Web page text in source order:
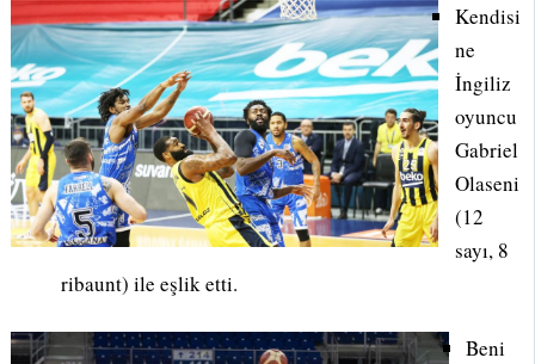
Kendisi
ne
İngiliz
oyuncu
Gabriel
Olaseni
(12
sayı, 8
ribaunt) ile eşlik etti.
Beni